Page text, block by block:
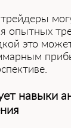
͏опытных
это
навыки